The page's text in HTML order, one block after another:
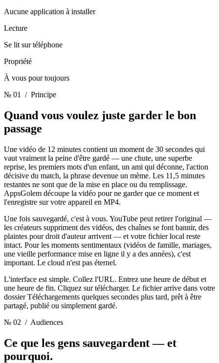
Aucune application à installer
Lecture
Se lit sur téléphone
Propriété
À vous pour toujours
№ 01
/ Principe
Quand vous voulez juste garder le bon
passage
Une vidéo de 12 minutes contient un moment de 30 secondes qui
vaut vraiment la peine d'être gardé — une chute, une superbe
reprise, les premiers mots d'un enfant, un ami qui déconne, l'action
décisive du match, la phrase devenue un mème. Les 11,5 minutes
restantes ne sont que de la mise en place ou du remplissage.
AppsGolem découpe la vidéo pour ne garder que ce moment et
l'enregistre sur votre appareil en MP4.
Une fois sauvegardé, c'est à vous. YouTube peut retirer l'original —
les créateurs suppriment des vidéos, des chaînes se font bannir, des
plaintes pour droit d'auteur arrivent — et votre fichier local reste
intact. Pour les moments sentimentaux (vidéos de famille, mariages,
une vieille performance mise en ligne il y a des années), c'est
important. Le cloud n'est pas éternel.
L'interface est simple. Collez l'URL. Entrez une heure de début et
une heure de fin. Cliquez sur télécharger. Le fichier arrive dans votre
dossier Téléchargements quelques secondes plus tard, prêt à être
partagé, publié ou simplement gardé.
№ 02 / Audiences
Ce que les gens sauvegardent— et
pourquoi.